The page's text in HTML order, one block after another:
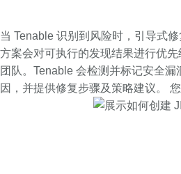
当 Tenable 识别到风险时，引导式
方案会对可执行的发现结果进行优
团队。Tenable 会检测并标记安全
因，并提供修复步骤及策略建议。 您